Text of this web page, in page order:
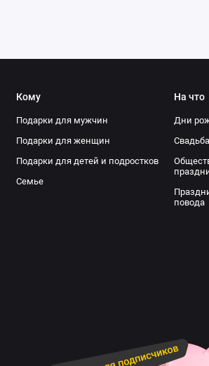
Кому
Подарки для мужчин
Подарки для женщин
Подарки для детей и подростков
Семье
На что
Дни
повода